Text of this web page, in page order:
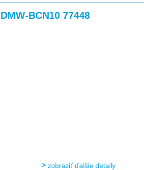
BCN10 77448
zobraziť ďalšie detaily